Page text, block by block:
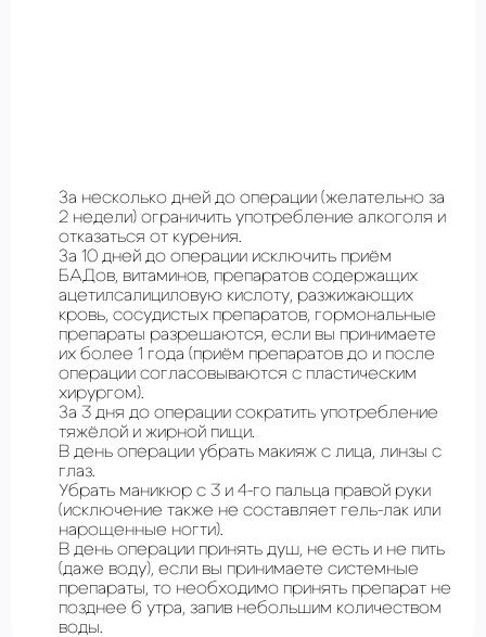
За несколько дней до операции (желательно за
2 недели) ограничить употребление алкоголя и
отказаться от курения.
За 10 дней до операции исключить приём
БАДов, витаминов, препаратов содержащих
ацетилсалициловую кислоту, разжижающих
кровь, сосудистых препаратов, гормональные
препараты разрешаются, если вы принимаете
их более 1 года (приём препаратов до и после
операции согласовываются с пластическим
хирургом).
За 3 дня до операции сократить употребление
тяжёлой и жирной пищи.
В день операции убрать макияж с лица, линзы с
глаз.
Убрать маникюр с 3 и 4-го пальца правой руки
(исключение также не составляет гель-лак или
нарощенные ногти).
В день операции принять душ, не есть и не пить
(даже воду), если вы принимаете системные
препараты, то необходимо принять препарат не
позднее 6 утра, запив небольшим количеством
воды.